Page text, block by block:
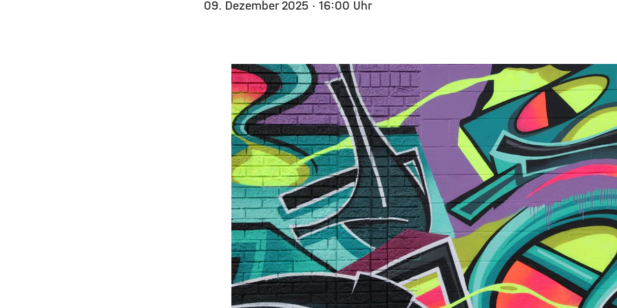
09. Dezember 2025 · 16:00 Uhr